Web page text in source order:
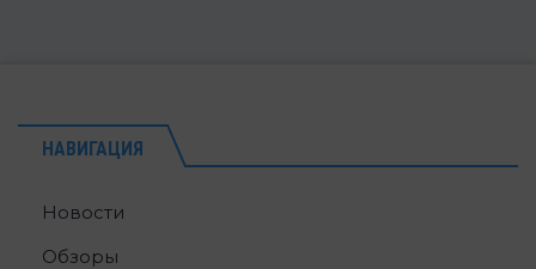
НАВИГАЦИЯ
Новости
Обзоры